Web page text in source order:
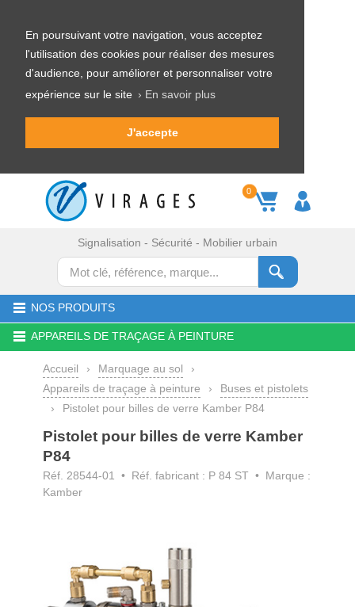
En poursuivant votre navigation, vous acceptez
l'utilisation des cookies pour réaliser des mesures
d'audience, pour améliorer et personnaliser votre
expérience sur le site › En savoir plus
J'accepte
0
Signalisation - Sécurité - Mobilier urbain
NOS PRODUITS
APPAREILS DE TRAÇAGE À PEINTURE
Accueil › Marquage au sol
›
Appareils de traçage à peinture
›
Buses et pistolets
›
Pistolet pour billes de verre Kamber P84
Pistolet pour billes de verre Kamber
P84
Réf. 28544-01
• Réf. fabricant : P 84 ST • Marque :
Kamber